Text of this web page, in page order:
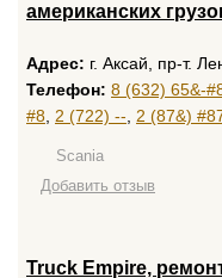
американских
Адрес: г. Аксай, пр-т.
Телефон: 8 (632) 65&-
#8 2 (722) -- 2 (87&)
Scania
Добавить отзыв
Truck Empire,